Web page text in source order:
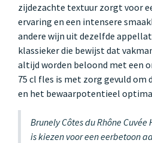
zijdezachte textuur zorgt voor
ervaring en een intensere
andere wijn uit dezelfde
klassieker die bewijst dat
altijd worden beloond met een
75 cl fles is met zorg gevuld
en het bewaarpotentieel
Brunely Côtes du Rhône
is kiezen voor een eerbetoon